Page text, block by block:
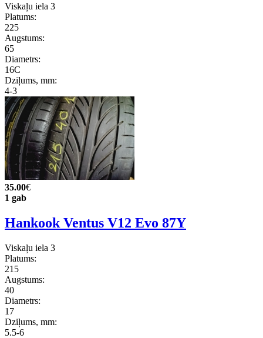
Viskaļu iela 3
Platums:
225
Augstums:
65
Diametrs:
16C
Dziļums, mm:
4-3
35.00€
1 gab
Hankook Ventus V12 Evo 87Y
Viskaļu iela 3
Platums:
215
Augstums:
40
Diametrs:
17
Dziļums, mm:
5.5-6